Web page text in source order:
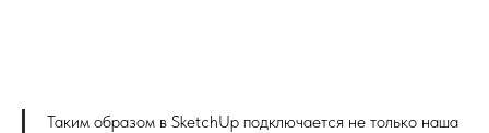
Таким образом в SketchUp подключается не только наша